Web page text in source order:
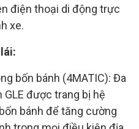
điện thoại di động trực
xe.
bốn bánh (4MATIC): Đa
được trang bị hệ
bánh để tăng cường